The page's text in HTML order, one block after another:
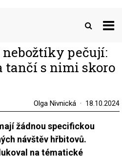
pečují:
tančí s nimi skoro
Olga Nivnická 18.10.2024
žádnou specifickou
návštěv hřbitovů.
na tématické